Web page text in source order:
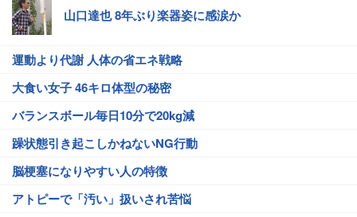
山口達也 8年ぶり楽器姿に感涙か
運動より代謝 人体の省エネ戦略
大食い女子 46キロ体型の秘密
バランスボール毎日10分で20kg減
躁状態引き起こしかねないNG行動
脳梗塞になりやすい人の特徴
アトピーで「汚い」扱いされ苦悩